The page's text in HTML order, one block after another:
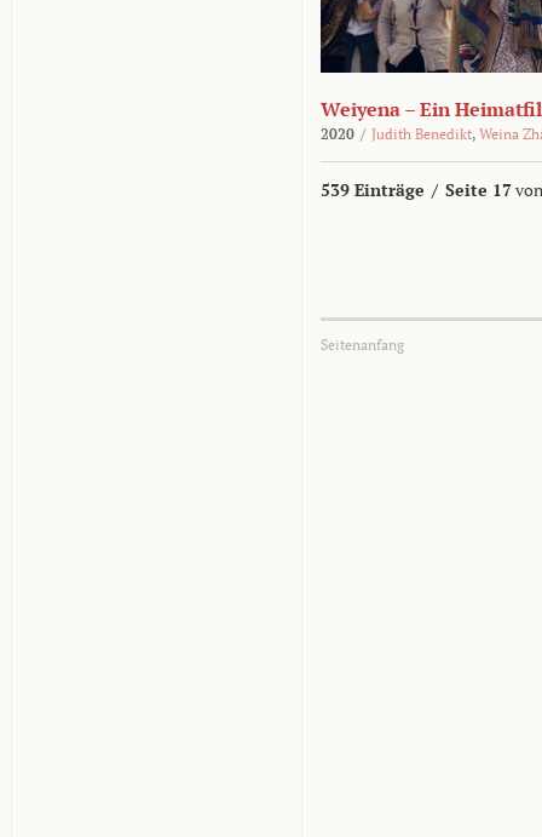
Weiyena – Ein
2020 / Judith Benedikt, Weina
539 Einträge / Seite 17
Seitenanfang